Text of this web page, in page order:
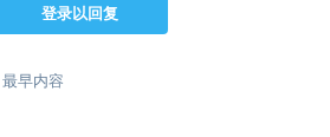
登录以回复
最早内容